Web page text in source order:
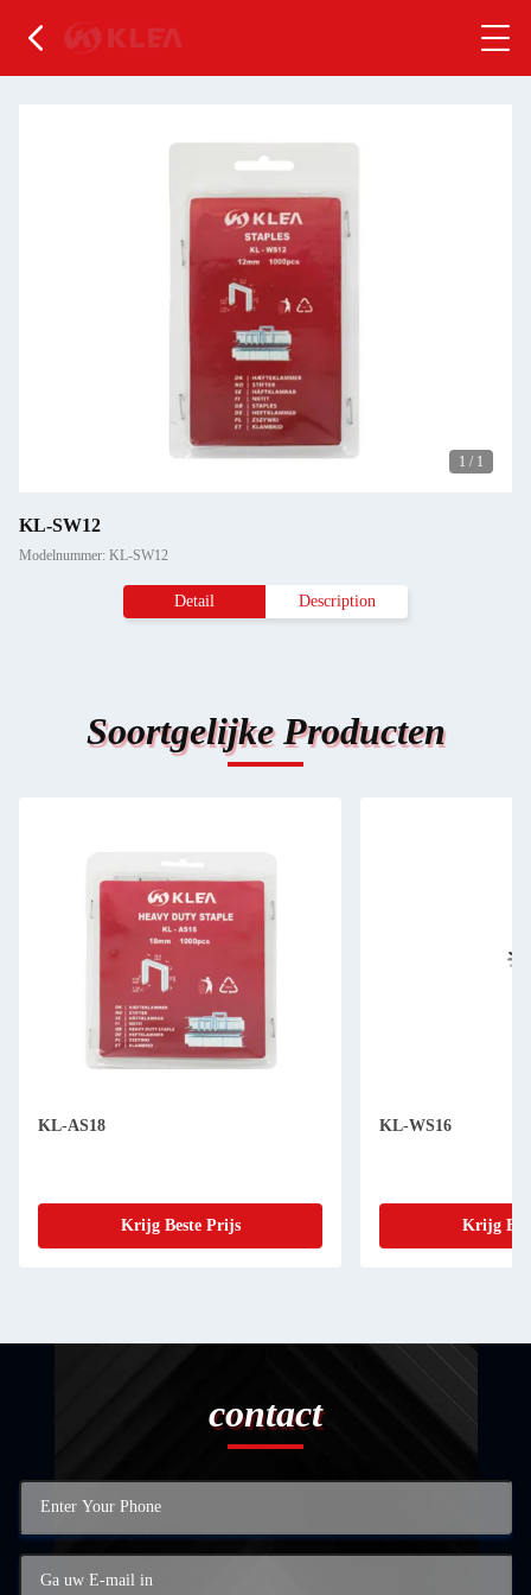
1 / 1
KL-SW12
Modelnummer: KL-SW12
Detail Description
Soortgelijke Producten
KL-AS18
Krijg Beste Prijs
KL-WS16
Krijg
contact